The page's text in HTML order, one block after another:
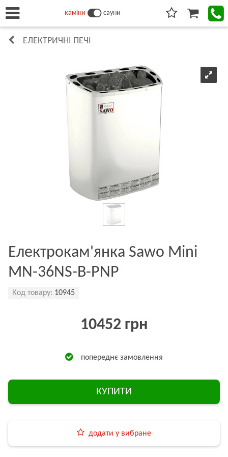
каміни сауни
ЕЛЕКТРИЧНІ ПЕЧІ
Електрокам'янка Sawo Mini
MN-36NS-B-PNP
Код товару: 10945
10452 грн
попереднє замовлення
КУПИТИ
додати у вибране